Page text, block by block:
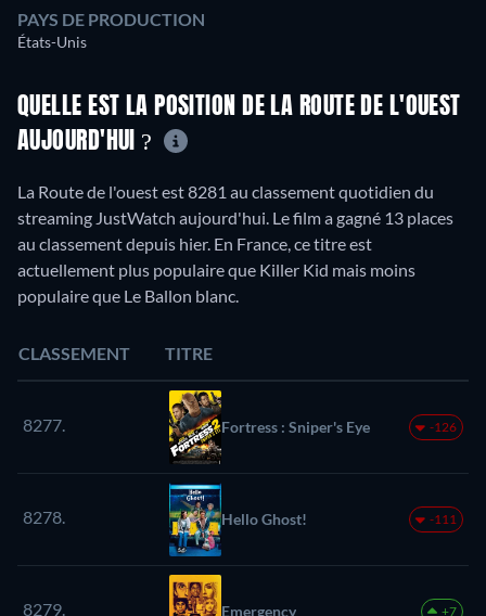
PAYS DE PRODUCTION
États-Unis
QUELLE EST LA POSITION DE LA ROUTE DE L'OUEST
AUJOURD'HUI ?
La Route de l'ouest est 8281 au classement quotidien du
streaming JustWatch aujourd'hui. Le film a gagné 13 places
au classement depuis hier. En France, ce titre est
actuellement plus populaire que Killer Kid mais moins
populaire que Le Ballon blanc.
CLASSEMENT TITRE
8277. Fortress : Sniper's Eye -126
8278. Hello Ghost! -111
8279. Emergency +7